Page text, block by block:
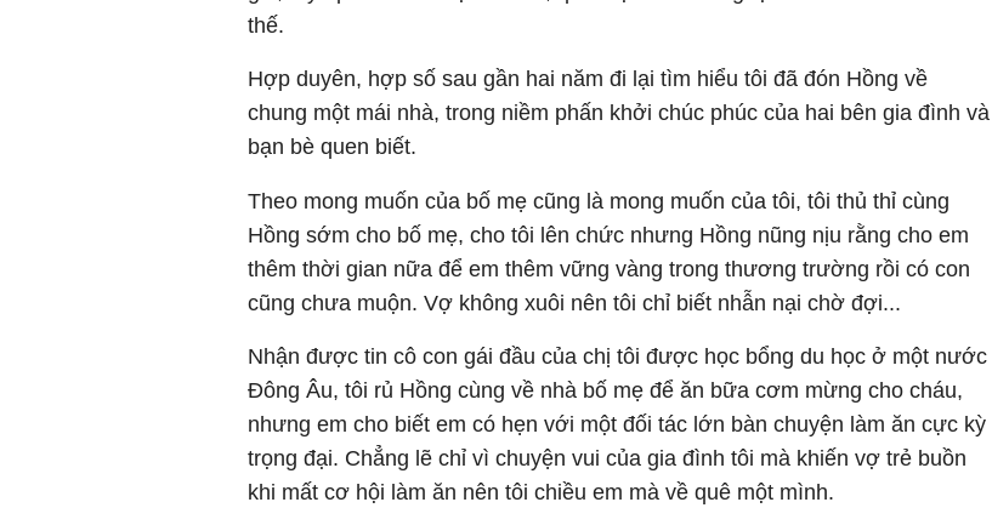
thế.
Hợp duyên, hợp số sau gần hai năm đi lại tìm hiểu tôi đã đón Hồng về
chung một mái nhà, trong niềm phấn khởi chúc phúc của hai bên gia đình và
bạn bè quen biết.
Theo mong muốn của bố mẹ cũng là mong muốn của tôi, tôi thủ thỉ cùng
Hồng sớm cho bố mẹ, cho tôi lên chức nhưng Hồng nũng nịu rằng cho em
thêm thời gian nữa để em thêm vững vàng trong thương trường rồi có con
cũng chưa muộn. Vợ không xuôi nên tôi chỉ biết nhẫn nại chờ đợi...
Nhận được tin cô con gái đầu của chị tôi được học bổng du học ở một nước
Đông Âu, tôi rủ Hồng cùng về nhà bố mẹ để ăn bữa cơm mừng cho cháu,
nhưng em cho biết em có hẹn với một đối tác lớn bàn chuyện làm ăn cực kỳ
trọng đại. Chẳng lẽ chỉ vì chuyện vui của gia đình tôi mà khiến vợ trẻ buồn
khi mất cơ hội làm ăn nên tôi chiều em mà về quê một mình.